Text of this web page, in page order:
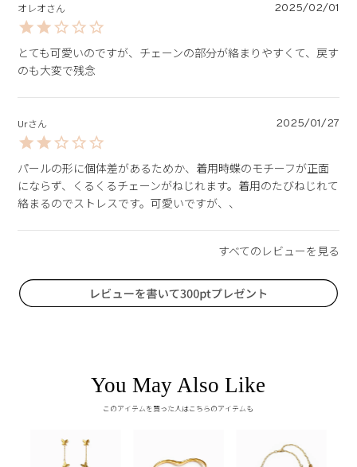
オレオ 2025/02/01
とても可愛いのですが、チェーンの部分が絡まりやすくて、戻す
のも大変で残念
Ur 2025/01/27
パールの形に個体差があるためか、着用時蝶のモチーフが正面
にならず、くるくるチェーンがねじれます。着用のたびねじれて
絡まるのでストレスです。可愛いですが、、
You May Also Like
このアイテムを買った人はこちらのアイテムも